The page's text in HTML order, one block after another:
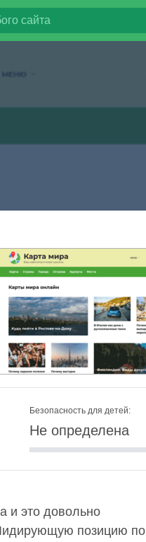
Безопасность для детей:
Не определена
и это довольно
позицию по